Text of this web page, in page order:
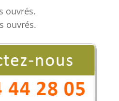
ouvrés.
ouvrés.